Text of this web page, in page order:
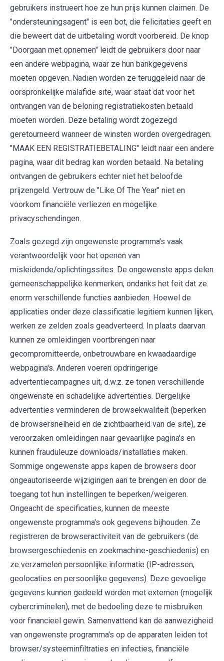
gebruikers instrueert hoe ze hun prijs kunnen claimen. De
"ondersteuningsagent" is een bot, die felicitaties geeft en
die beweert dat de uitbetaling wordt voorbereid. De knop
"Doorgaan met opnemen" leidt de gebruikers door naar
een andere webpagina, waar ze hun bankgegevens
moeten opgeven. Nadien worden ze teruggeleid naar de
oorspronkelijke malafide site, waar staat dat voor het
ontvangen van de beloning registratiekosten betaald
moeten worden. Deze betaling wordt zogezegd
geretourneerd wanneer de winsten worden overgedragen.
"MAAK EEN REGISTRATIEBETALING" leidt naar een andere
pagina, waar dit bedrag kan worden betaald. Na betaling
ontvangen de gebruikers echter niet het beloofde
prijzengeld. Vertrouw de "Like Of The Year" niet en
voorkom financiële verliezen en mogelijke
privacyschendingen.
Zoals gezegd zijn ongewenste programma's vaak
verantwoordelijk voor het openen van
misleidende/oplichtingssites. De ongewenste apps delen
gemeenschappelijke kenmerken, ondanks het feit dat ze
enorm verschillende functies aanbieden. Hoewel de
applicaties onder deze classificatie legitiem kunnen lijken,
werken ze zelden zoals geadverteerd. In plaats daarvan
kunnen ze omleidingen voortbrengen naar
gecompromitteerde, onbetrouwbare en kwaadaardige
webpagina's. Anderen voeren opdringerige
advertentiecampagnes uit, d.w.z. ze tonen verschillende
ongewenste en schadelijke advertenties. Dergelijke
advertenties verminderen de browsekwaliteit (beperken
de browsersnelheid en de zichtbaarheid van de site), ze
veroorzaken omleidingen naar gevaarlijke pagina's en
kunnen frauduleuze downloads/installaties maken.
Sommige ongewenste apps kapen de browsers door
ongeautoriseerde wijzigingen aan te brengen en door de
toegang tot hun instellingen te beperken/weigeren.
Ongeacht de specificaties, kunnen de meeste
ongewenste programma's ook gegevens bijhouden. Ze
registreren de browseractiviteit van de gebruikers (de
browsergeschiedenis en zoekmachine-geschiedenis) en
ze verzamelen persoonlijke informatie (IP-adressen,
geolocaties en persoonlijke gegevens). Deze gevoelige
gegevens kunnen gedeeld worden met externen (mogelijk
cybercriminelen), met de bedoeling deze te misbruiken
voor financieel gewin. Samenvattend kan de aanwezigheid
van ongewenste programma's op de apparaten leiden tot
browser/systeeminfiltraties en infecties, financiële